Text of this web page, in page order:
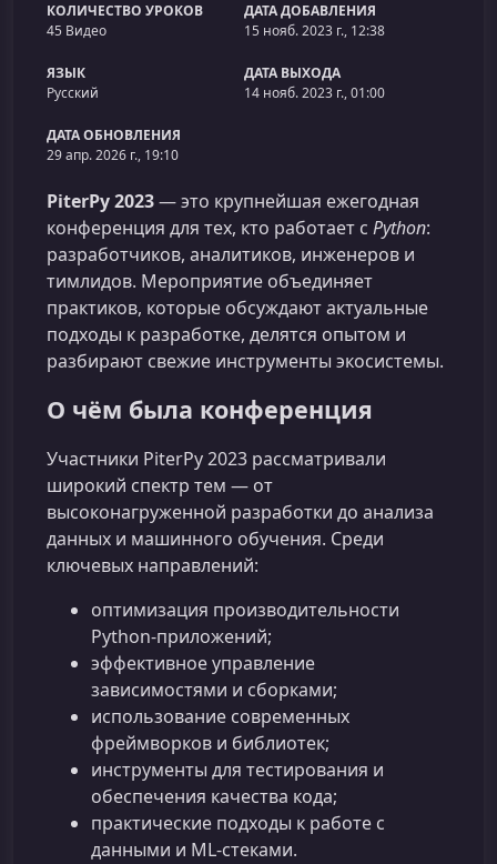
КОЛИЧЕСТВО УРОКОВ
45 Видео
ДАТА ДОБАВЛЕНИЯ
15 нояб. 2023 г., 12:38
ЯЗЫК
Русский
ДАТА ВЫХОДА
14 нояб. 2023 г., 01:00
ДАТА ОБНОВЛЕНИЯ
29 апр. 2026 г., 19:10
PiterPy 2023— это крупнейшая ежегодная
конференция для тех, кто работает с Python:
разработчиков, аналитиков, инженеров и
тимлидов. Мероприятие объединяет
практиков, которые обсуждают актуальные
подходы к разработке, делятся опытом и
разбирают свежие инструменты экосистемы.
О чём была конференция
Участники PiterPy 2023 рассматривали
широкий спектр тем — от
высоконагруженной разработки до анализа
данных и машинного обучения. Среди
ключевых направлений:
оптимизация производительности
Python-приложений;
эффективное управление
зависимостями и сборками;
использование современных
фреймворков и библиотек;
инструменты для тестирования и
обеспечения качества кода;
практические подходы к работе с
данными и ML-стеками.